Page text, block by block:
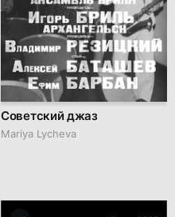
Советский джаз
Mariya Lycheva